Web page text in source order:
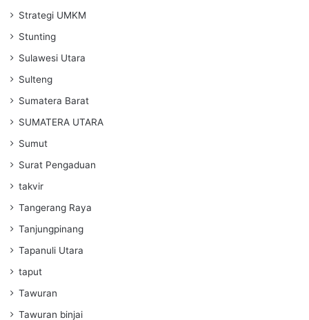
Strategi UMKM
Stunting
Sulawesi Utara
Sulteng
Sumatera Barat
SUMATERA UTARA
Sumut
Surat Pengaduan
takvir
Tangerang Raya
Tanjungpinang
Tapanuli Utara
taput
Tawuran
Tawuran binjai